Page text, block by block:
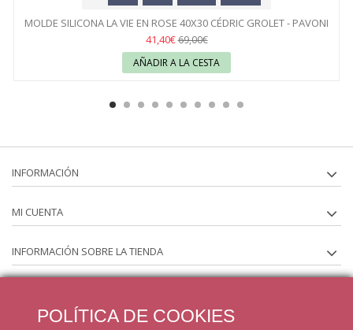
MOLDE SILICONA LA VIE EN ROSE 40X30 CÉDRIC GROLET - PAVONI
41,40€69,00€
AÑADIR A LA CESTA
INFORMACIÓN
MI CUENTA
INFORMACIÓN SOBRE LA TIENDA
POLÍTICA DE COOKIES